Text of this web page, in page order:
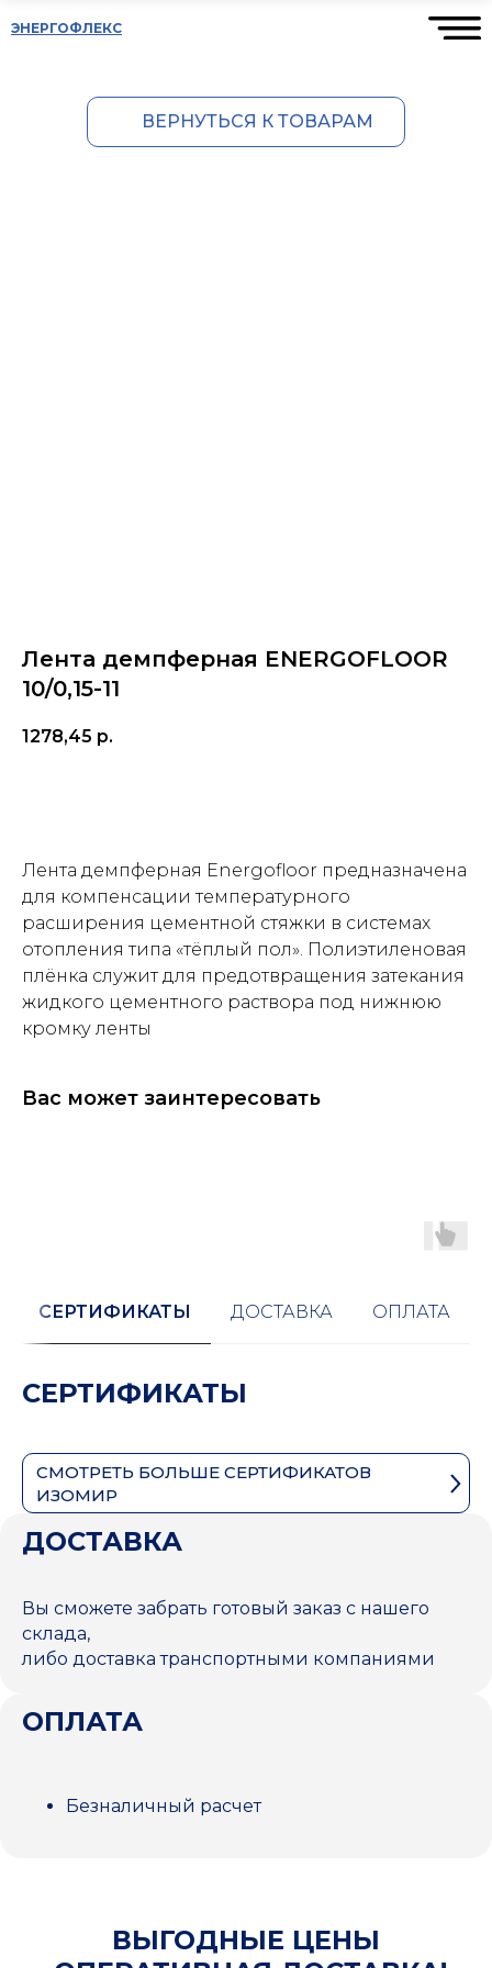
ЭНЕРГОФЛЕКС
ВЕРНУТЬСЯ К ТОВАРАМ
Лента демпферная ENERGOFLOOR
10/0,15-11
1278,45 р.
Лента демпферная Energofloor предназначена
для компенсации температурного
расширения цементной стяжки в системах
отопления типа «тёплый пол». Полиэтиленовая
плёнка служит для предотвращения затекания
жидкого цементного раствора под нижнюю
кромку ленты
Вас может заинтересовать
СЕРТИФИКАТЫ ДОСТАВКА ОПЛАТА
СЕРТИФИКАТЫ
СМОТРЕТЬ БОЛЬШЕ СЕРТИФИКАТОВ
ИЗОМИР
ДОСТАВКА
Вы сможете забрать готовый заказ с нашего
склада,
либо доставка транспортными компаниями
ОПЛАТА
Безналичный расчет
ВЫГОДНЫЕ ЦЕНЫ